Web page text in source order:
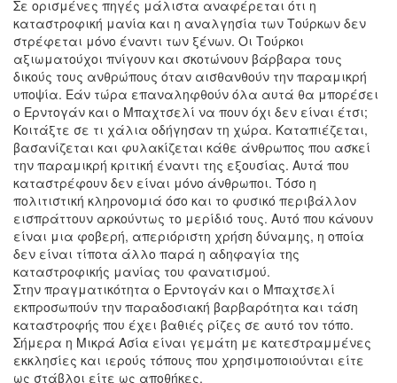
Σε ορισμένες πηγές μάλιστα αναφέρεται ότι η
καταστροφική μανία και η αναλγησία των Τούρκων δεν
στρέφεται μόνο έναντι των ξένων. Οι Τούρκοι
αξιωματούχοι πνίγουν και σκοτώνουν βάρβαρα τους
δικούς τους ανθρώπους όταν αισθανθούν την παραμικρή
υποψία. Εάν τώρα επαναληφθούν όλα αυτά θα μπορέσει
ο Ερντογάν και ο Μπαχτσελί να πουν όχι δεν είναι έτσι;
Κοιτάξτε σε τι χάλια οδήγησαν τη χώρα. Καταπιέζεται,
βασανίζεται και φυλακίζεται κάθε άνθρωπος που ασκεί
την παραμικρή κριτική έναντι της εξουσίας. Αυτά που
καταστρέφουν δεν είναι μόνο άνθρωποι. Τόσο η
πολιτιστική κληρονομιά όσο και το φυσικό περιβάλλον
εισπράττουν αρκούντως το μερίδιό τους. Αυτό που κάνουν
είναι μια φοβερή, απεριόριστη χρήση δύναμης, η οποία
δεν είναι τίποτα άλλο παρά η αδηφαγία της
καταστροφικής μανίας του φανατισμού.
Στην πραγματικότητα ο Ερντογάν και ο Μπαχτσελί
εκπροσωπούν την παραδοσιακή βαρβαρότητα και τάση
καταστροφής που έχει βαθιές ρίζες σε αυτό τον τόπο.
Σήμερα η Μικρά Ασία είναι γεμάτη με κατεστραμμένες
εκκλησίες και ιερούς τόπους που χρησιμοποιούνται είτε
ως στάβλοι είτε ως αποθήκες.